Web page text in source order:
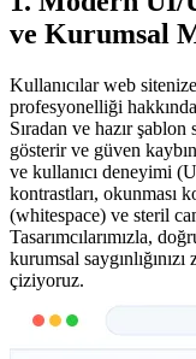
ve Kurumsal
Kullanıcılar web
profesyonelliği
Sıradan ve hazır
gösterir ve güven
ve kullanıcı deneyimi
kontrastları, okunması
(whitespace) ve steril
Tasarımcılarımızla,
kurumsal
çiziyoruz.